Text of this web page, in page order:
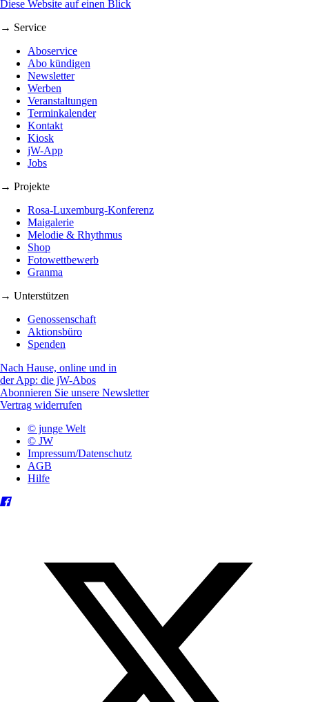
Diese Website auf einen Blick
→ Service
Aboservice
Abo kündigen
Newsletter
Werben
Veranstaltungen
Terminkalender
Kontakt
Kiosk
jW-App
Jobs
→ Projekte
Rosa-Luxemburg-Konferenz
Maigalerie
Melodie & Rhythmus
Shop
Fotowettbewerb
Granma
→ Unterstützen
Genossenschaft
Aktionsbüro
Spenden
Nach Hause, online und in
der App: die jW-Abos
Abonnieren Sie unsere Newsletter
Vertrag widerrufen
© junge Welt
© JW
Impressum/Datenschutz
AGB
Hilfe